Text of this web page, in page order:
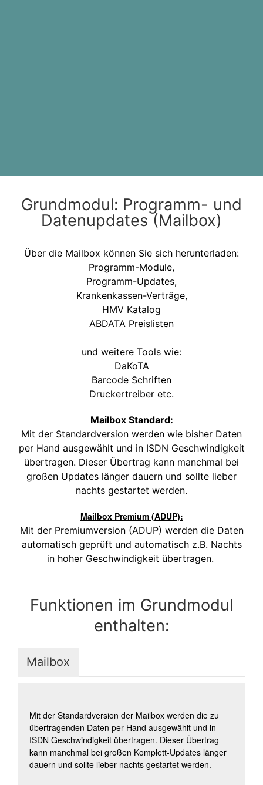
Grundmodul: Programm- und
Datenupdates (Mailbox)
Über die Mailbox können Sie sich herunterladen:
Programm-Module,
Programm-Updates,
Krankenkassen-Verträge,
HMV Katalog
ABDATA Preislisten
und weitere Tools wie:
DaKoTA
Barcode Schriften
Druckertreiber etc.
Mailbox Standard:
Mit der Standardversion werden wie bisher Daten
per Hand ausgewählt und in ISDN Geschwindigkeit
übertragen. Dieser Übertrag kann manchmal bei
großen Updates länger dauern und sollte lieber
nachts gestartet werden.
Mailbox Premium (ADUP):
Mit der Premiumversion (ADUP) werden die Daten
automatisch geprüft und automatisch z.B. Nachts
in hoher Geschwindigkeit übertragen.
Funktionen im Grundmodul
enthalten:
Mailbox
Mit der Standardversion der Mailbox werden die zu
übertragenden Daten per Hand ausgewählt und in
ISDN Geschwindigkeit übertragen. Dieser Übertrag
kann manchmal bei großen Komplett-Updates länger
dauern und sollte lieber nachts gestartet werden.